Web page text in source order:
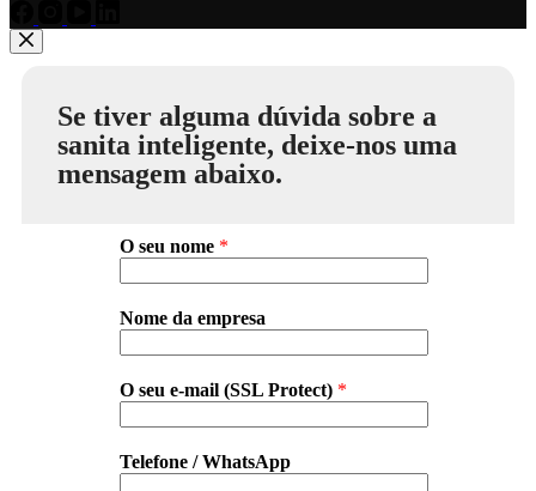
Se tiver alguma dúvida sobre a
sanita inteligente, deixe-nos uma
mensagem abaixo.
O seu nome *
Nome da empresa
O seu e-mail (SSL Protect) *
Telefone / WhatsApp